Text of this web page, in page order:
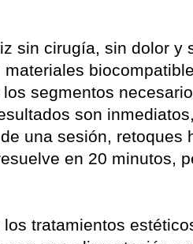
sin cirugía, sin dolor y
segmentos
son
una sesión, retoques
en 20 minutos,
tratamientos